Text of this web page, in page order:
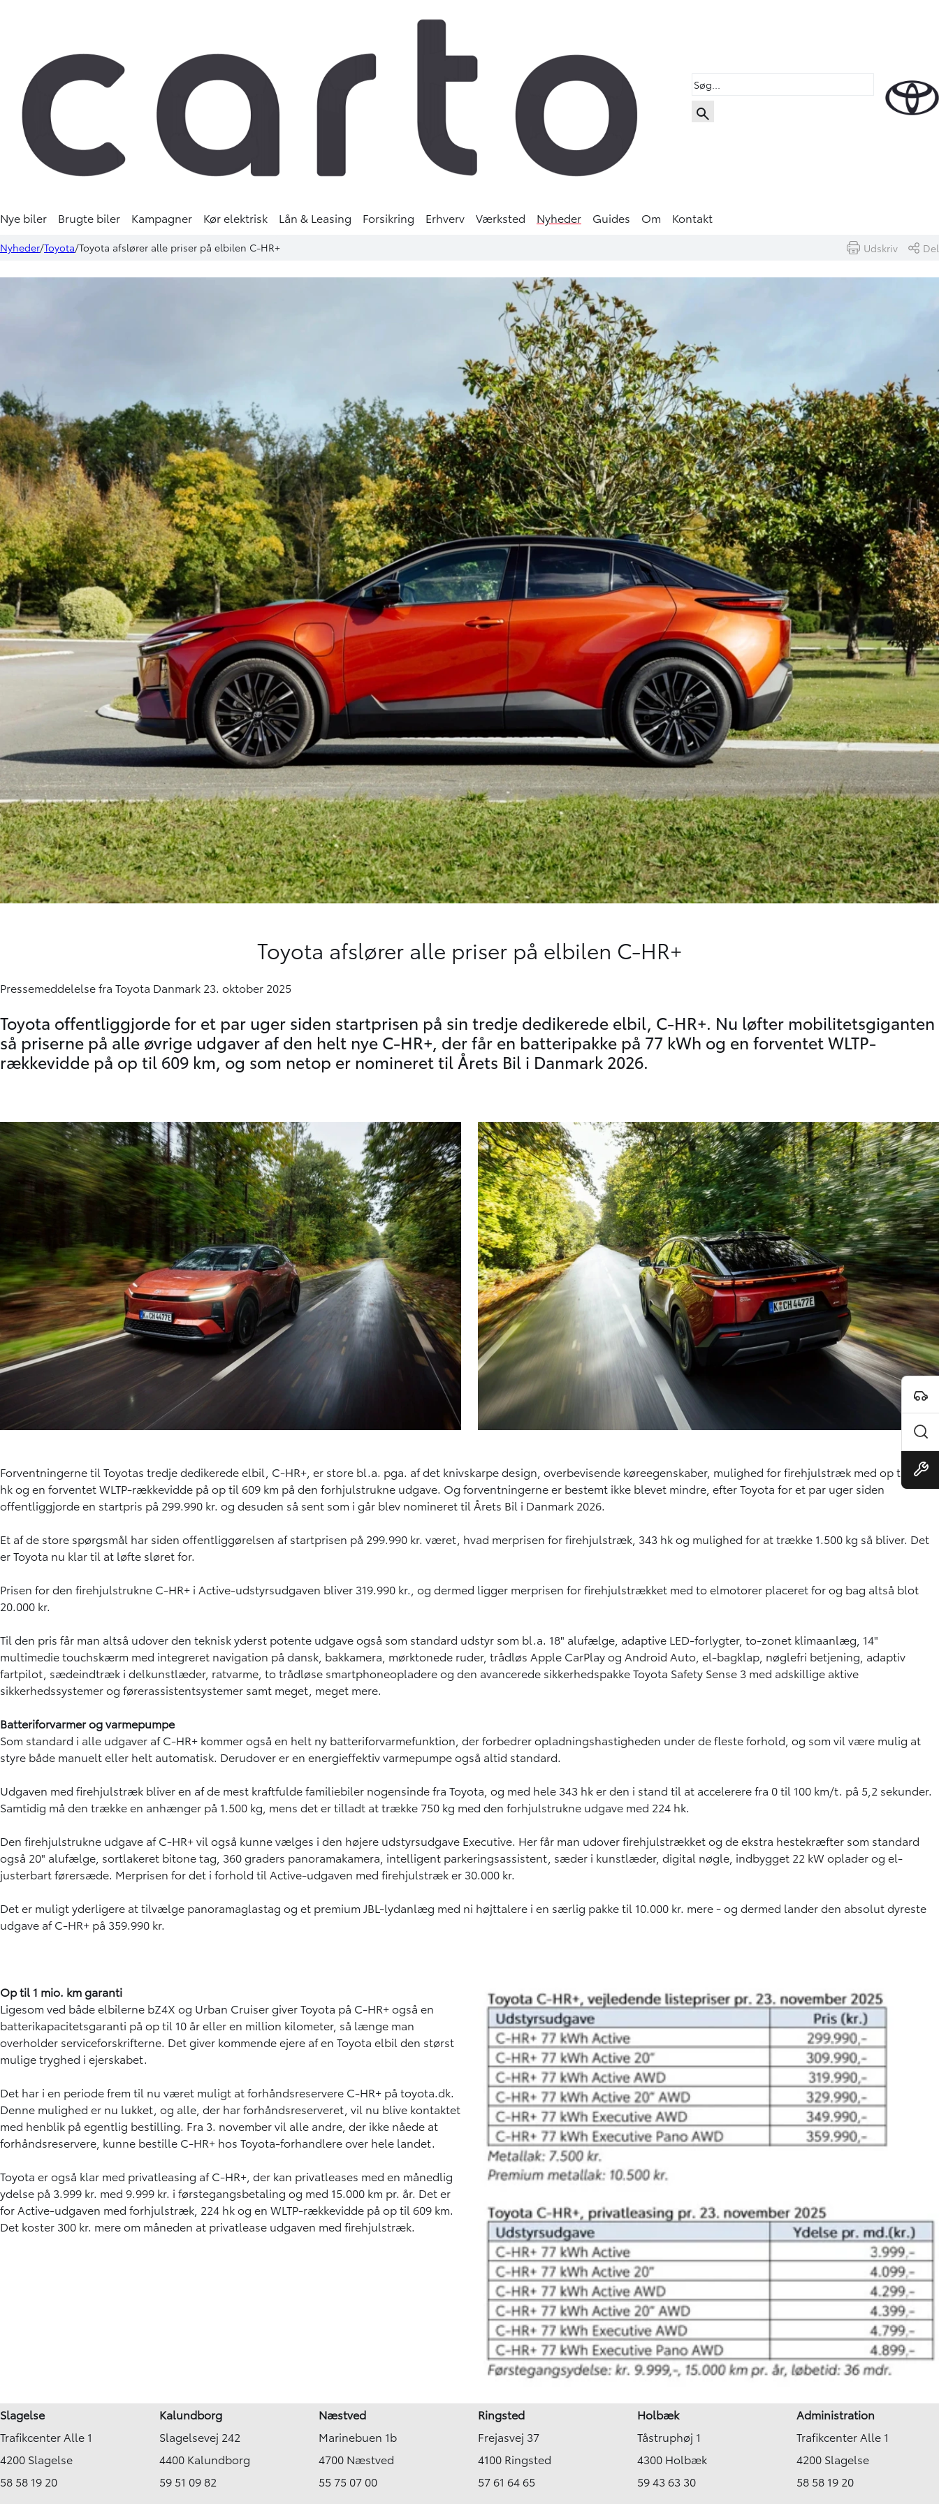
Nye biler Brugte biler Kampagner Kør elektrisk Lån & Leasing Forsikring Erhverv Værksted Nyheder Guides Om Kontakt
Nyheder Toyota Toyota afslører alle priser på elbilen C-HR+ Udskriv Del
Toyota afslører alle priser på elbilen C-HR+
Pressemeddelelse fra Toyota Danmark 23. oktober 2025
Toyota offentliggjorde for et par uger siden startprisen på sin tredje dedikerede elbil, C-HR+. Nu løfter mobilitetsgiganten
så priserne på alle øvrige udgaver af den helt nye C-HR+, der får en batteripakke på 77 kWh og en forventet WLTP-
rækkevidde på op til 609 km, og som netop er nomineret til Årets Bil i Danmark 2026.
Forventningerne til Toyotas tredje dedikerede elbil, C-HR+, er store bl.a. pga. af det knivskarpe design, overbevisende køreegenskaber, mulighed for firehjulstræk med op til 343
hk og en forventet WLTP-rækkevidde på op til 609 km på den forhjulstrukne udgave. Og forventningerne er bestemt ikke blevet mindre, efter Toyota for et par uger siden
offentliggjorde en startpris på 299.990 kr. og desuden så sent som i går blev nomineret til Årets Bil i Danmark 2026.
Et af de store spørgsmål har siden offentliggørelsen af startprisen på 299.990 kr. været, hvad merprisen for firehjulstræk, 343 hk og mulighed for at trække 1.500 kg så bliver. Det
er Toyota nu klar til at løfte sløret for.
Prisen for den firehjulstrukne C-HR+ i Active-udstyrsudgaven bliver 319.990 kr., og dermed ligger merprisen for firehjulstrækket med to elmotorer placeret for og bag altså blot
20.000 kr.
Til den pris får man altså udover den teknisk yderst potente udgave også som standard udstyr som bl.a. 18" alufælge, adaptive LED-forlygter, to-zonet klimaanlæg, 14"
multimedie touchskærm med integreret navigation på dansk, bakkamera, mørktonede ruder, trådløs Apple CarPlay og Android Auto, el-bagklap, nøglefri betjening, adaptiv
fartpilot, sædeindtræk i delkunstlæder, ratvarme, to trådløse smartphoneopladere og den avancerede sikkerhedspakke Toyota Safety Sense 3 med adskillige aktive
sikkerhedssystemer og førerassistentsystemer samt meget, meget mere.
Batteriforvarmer og varmepumpe
Som standard i alle udgaver af C-HR+ kommer også en helt ny batteriforvarmefunktion, der forbedrer opladningshastigheden under de fleste forhold, og som vil være mulig at
styre både manuelt eller helt automatisk. Derudover er en energieffektiv varmepumpe også altid standard.
Udgaven med firehjulstræk bliver en af de mest kraftfulde familiebiler nogensinde fra Toyota, og med hele 343 hk er den i stand til at accelerere fra 0 til 100 km/t. på 5,2 sekunder.
Samtidig må den trække en anhænger på 1.500 kg, mens det er tilladt at trække 750 kg med den forhjulstrukne udgave med 224 hk.
Den firehjulstrukne udgave af C-HR+ vil også kunne vælges i den højere udstyrsudgave Executive. Her får man udover firehjulstrækket og de ekstra hestekræfter som standard
også 20" alufælge, sortlakeret bitone tag, 360 graders panoramakamera, intelligent parkeringsassistent, sæder i kunstlæder, digital nøgle, indbygget 22 kW oplader og el-
justerbart førersæde. Merprisen for det i forhold til Active-udgaven med firehjulstræk er 30.000 kr.
Det er muligt yderligere at tilvælge panoramaglastag og et premium JBL-lydanlæg med ni højttalere i en særlig pakke til 10.000 kr. mere - og dermed lander den absolut dyreste
udgave af C-HR+ på 359.990 kr.
Op til 1 mio. km garanti
Ligesom ved både elbilerne bZ4X og Urban Cruiser giver Toyota på C-HR+ også en
batterikapacitetsgaranti på op til 10 år eller en million kilometer, så længe man
overholder serviceforskrifterne. Det giver kommende ejere af en Toyota elbil den størst
mulige tryghed i ejerskabet.
Det har i en periode frem til nu været muligt at forhåndsreservere C-HR+ på toyota.dk.
Denne mulighed er nu lukket, og alle, der har forhåndsreserveret, vil nu blive kontaktet
med henblik på egentlig bestilling. Fra 3. november vil alle andre, der ikke nåede at
forhåndsreservere, kunne bestille C-HR+ hos Toyota-forhandlere over hele landet.
Toyota er også klar med privatleasing af C-HR+, der kan privatleases med en månedlig
ydelse på 3.999 kr. med 9.999 kr. i førstegangsbetaling og med 15.000 km pr. år. Det er
for Active-udgaven med forhjulstræk, 224 hk og en WLTP-rækkevidde på op til 609 km.
Det koster 300 kr. mere om måneden at privatlease udgaven med firehjulstræk.
Slagelse
Trafikcenter Alle 1
4200 Slagelse
58 58 19 20
Kalundborg
Slagelsevej 242
4400 Kalundborg
59 51 09 82
Næstved
Marinebuen 1b
4700 Næstved
55 75 07 00
Ringsted
Frejasvej 37
4100 Ringsted
57 61 64 65
Holbæk
Tåstruphøj 1
4300 Holbæk
59 43 63 30
Administration
Trafikcenter Alle 1
4200 Slagelse
58 58 19 20